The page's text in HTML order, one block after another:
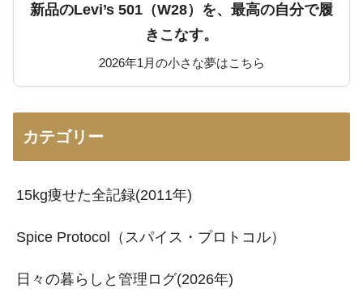
新品のLevi’s 501（W28）を、最高の自分で履
きこなす。
2026年1月の小さな夢はこちら
カテゴリー
15kg痩せた全記録(2011年)
Spice Protocol（スパイス・プロトコル）
日々の暮らしと管理ログ(2026年)